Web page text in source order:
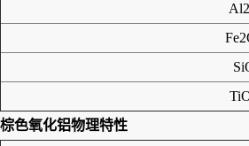
棕色氧化铝物理特性